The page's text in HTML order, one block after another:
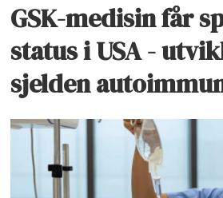
GSK-medisin får
status i USA -
sjelden